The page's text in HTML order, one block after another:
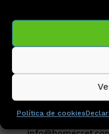
Política de cookies
Privacy policy
Contact
Customer
0034 911 26 80
0034 669 57